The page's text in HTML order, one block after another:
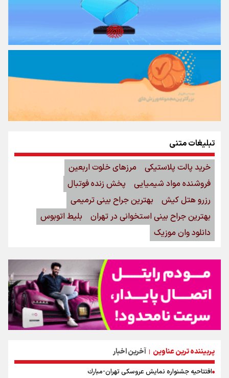
پربیننده ترین عناوین | آخرین اخبار
افتتاحیه جشنواره نمايش عروسكى تهران-مبارك
تبلیغات متنی
خرید پالت پلاستیکی
مرزهای خلوت اربعین
فروشنده مواد شیمیایی
پخش زنده فوتبال
رزرو هتل کیش
بهترین جراح بینی ترمیمی
بهترین جراح بینی استخوانی در تهران
بلیط اتوبوس
دانلود وان موزیک